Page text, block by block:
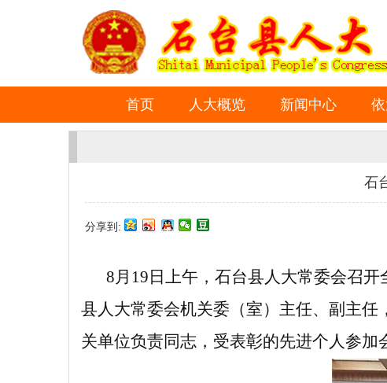
首页 人大概览 新闻中心
石
分享到:
8月 19 日上午，石台县人大常委会召
县人大常委会机关委（室）主任、副主任
关单位负责同志，受表彰的先进个人参加